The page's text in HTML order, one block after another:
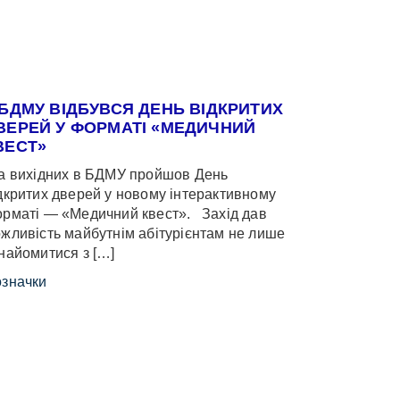
ВІДБУВСЯ ДЕНЬ ВІДКРИТИХ
У ФОРМАТІ «МЕДИЧНИЙ
вихідних в БДМУ пройшов День
дверей у новому інтерактивному
— «Медичний квест». Захід дав
майбутнім абітурієнтам не лише
з […]